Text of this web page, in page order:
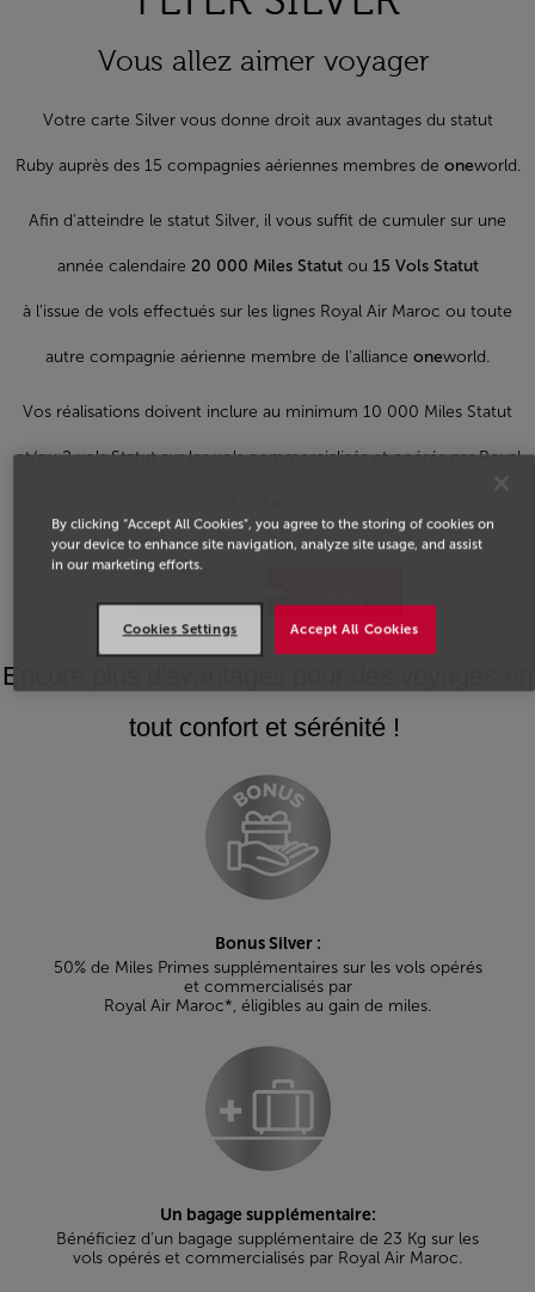
Vous allez aimer voyager
Votre carte Silver vous donne droit aux avantages du statut
Ruby auprès des 15 compagnies aériennes membres de oneworld.
Afin d'atteindre le statut Silver, il vous suffit de cumuler sur une
année calendaire 20 000 Miles Statutou 15 Vols Statut
à l'issue de vols effectués sur les lignes Royal Air Maroc ou toute
autre compagnie aérienne membre de l'alliance oneworld.
Vos réalisations doivent inclure au minimum 10 000 Miles Statut
et/ou 2 vols Statut sur les vols commercialisés et opérés par Royal
Encore plus d'avantages pour des voyages en
tout confort et sérénité !
Bonus Silver :
50% de Miles Primes supplémentaires sur les vols opérés
et commercialisés par
Royal Air Maroc*, éligibles au gain de miles.
Un bagage supplémentaire:
Bénéficiez d’un bagage supplémentaire de 23 Kg sur les
vols opérés et commercialisés par Royal Air Maroc.
By clicking “Accept All Cookies”, you agree to the storing of cookies on
your device to enhance site navigation, analyze site usage, and assist
in our marketing efforts.
Accept All Cookies
Cookies Settings